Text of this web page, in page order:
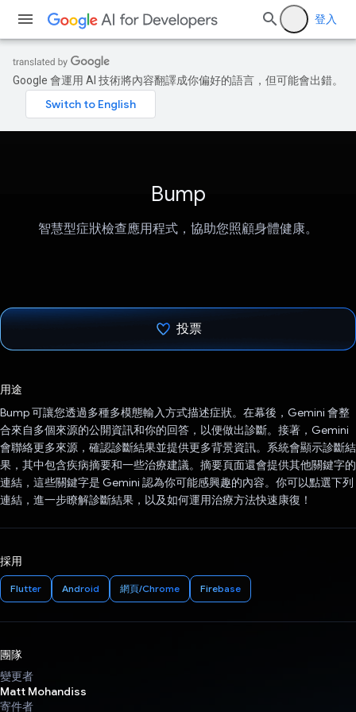
登入
Google 會運用 AI 技術將內容翻譯成你偏好的語言，但可能會出錯。
Bump
智慧型症狀檢查應用程式，協助您照顧身體健康。
投票
用途
Bump 可讓您透過多種多模態輸入方式描述症狀。在幕後，Gemini 會整
合來自多個來源的公開資訊和你的回答，以便做出診斷。接著，Gemini
會聯絡更多來源，確認診斷結果並提供更多背景資訊。系統會顯示診斷結
果，其中包含疾病摘要和一些治療建議。摘要頁面還會提供其他關鍵字的
連結，這些關鍵字是 Gemini 認為你可能感興趣的內容。你可以點選下列
連結，進一步瞭解診斷結果，以及如何運用治療方法快速康復！
採用
Flutter Android 網頁/Chrome Firebase
團隊
變更者
Matt Mohandiss
寄件者